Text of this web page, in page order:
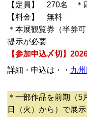
【定員】 270名 ＊
【料金】 無料
＊本展観覧券（半券
提示が必要
【参加申込〆切】
詳細・申込は・・ 九
＊一部作品を前期（
日（火）から）で展示